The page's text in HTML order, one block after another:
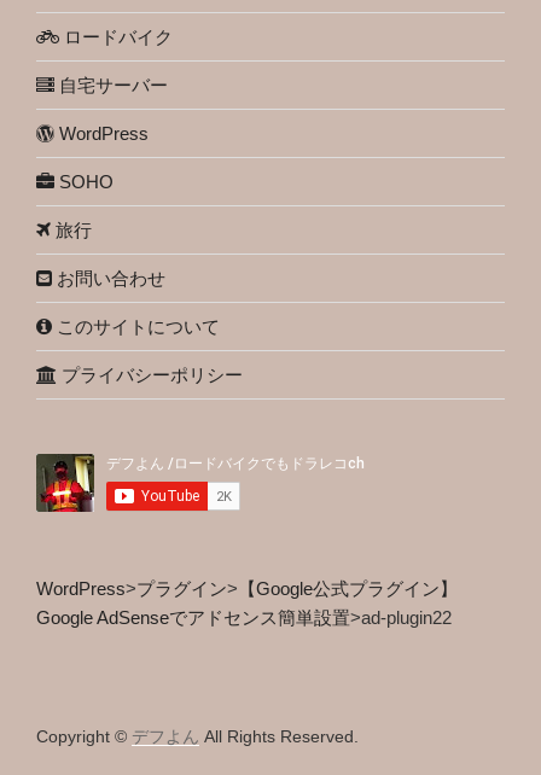
ロードバイク
自宅サーバー
WordPress
SOHO
旅行
お問い合わせ
このサイトについて
プライバシーポリシー
WordPress>プラグイン> 【Google公式プラグイン】
Google AdSenseでアドセンス簡単設置>ad-plugin22
Copyright © デフよん All Rights Reserved.